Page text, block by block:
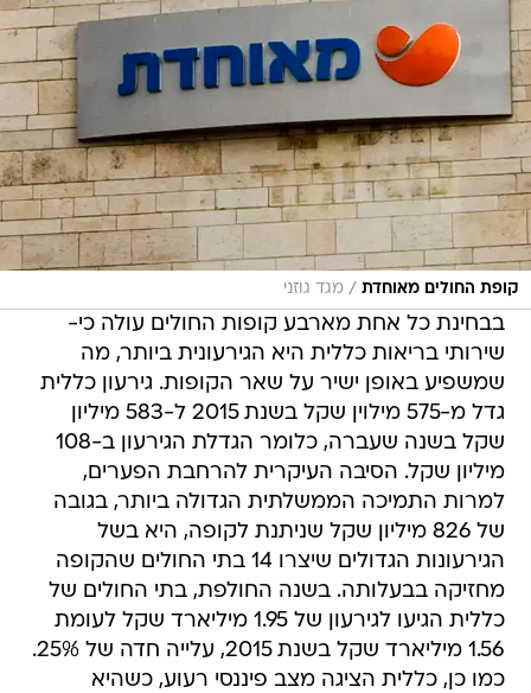
קופת החולים מאוחדת / מגד גוזני
בבחינת כל אחת מארבע קופות החולים עולה כי-
שירותי בריאות כללית היא הגירעונית ביותר, מה
שמשפיע באופן ישיר על שאר הקופות. גירעון כללית
גדל מ-575 מילוין שקל בשנת 2015 ל-583 מיליון
שקל בשנה שעברה, כלומר הגדלת הגירעון ב-108
מיליון שקל. הסיבה העיקרית להרחבת הפערים,
למרות התמיכה הממשלתית הגדולה ביותר, בגובה
של 826 מיליון שקל שניתנת לקופה, היא בשל
הגירעונות הגדולים שיצרו 14 בתי החולים שהקופה
מחזיקה בבעלותה. בשנה החולפת, בתי החולים של
כללית הגיעו לגירעון של 1.95 מיליארד שקל לעומת
1.56 מיליארד שקל בשנת 2015, עלייה חדה של 25%.
כמו כן, כללית הציגה מצב פיננסי רעוע, כשהיא